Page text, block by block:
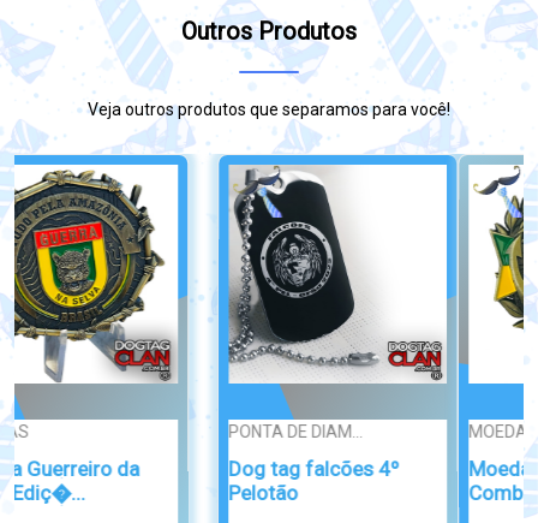
Outros Produtos
Veja outros produtos que separamos para você!
MOEDAS
Moeda militar Ex
Combatente da FEB
ESSENCE
Dog Tag Caveira da
Justiça Est...